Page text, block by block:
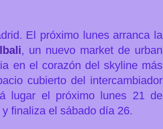
El próximo lunes arranca la
, un nuevo market de urban
en el corazón del skyline más
cubierto del intercambiador
lugar el próximo lunes 21 de
finaliza el sábado día 26.